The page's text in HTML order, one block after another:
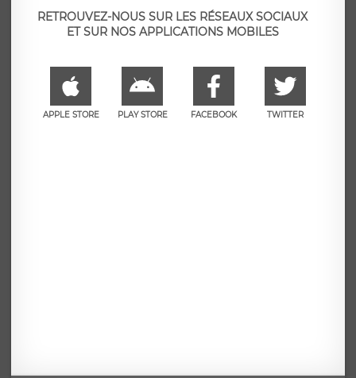
RETROUVEZ-NOUS SUR LES RÉSEAUX SOCIAUX
ET SUR NOS APPLICATIONS MOBILES
APPLE STORE PLAY STORE FACEBOOK TWITTER